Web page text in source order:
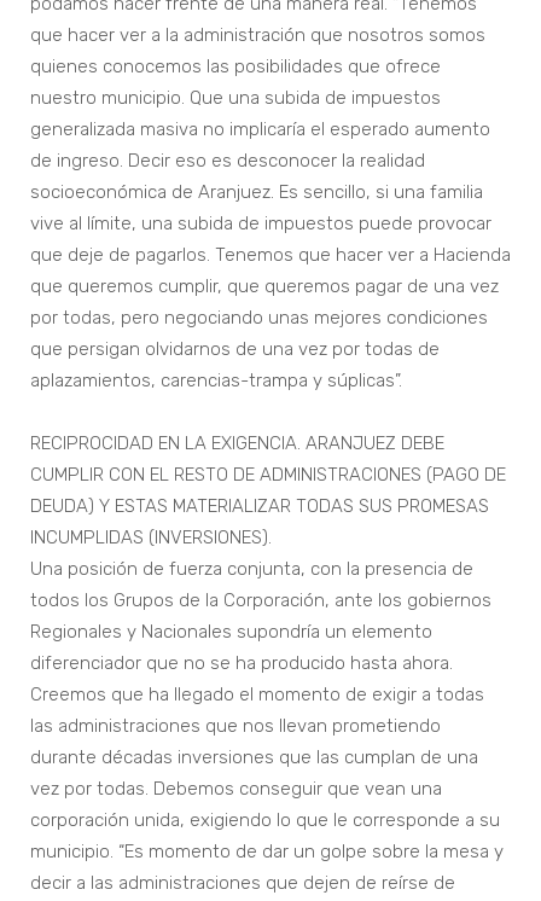
que hacer ver a la administración que nosotros somos
quienes conocemos las posibilidades que ofrece
nuestro municipio. Que una subida de impuestos
generalizada masiva no implicaría el esperado aumento
de ingreso. Decir eso es desconocer la realidad
socioeconómica de Aranjuez. Es sencillo, si una familia
vive al límite, una subida de impuestos puede provocar
que deje de pagarlos. Tenemos que hacer ver a Hacienda
que queremos cumplir, que queremos pagar de una vez
por todas, pero negociando unas mejores condiciones
que persigan olvidarnos de una vez por todas de
aplazamientos, carencias-trampa y súplicas”.
RECIPROCIDAD EN LA EXIGENCIA. ARANJUEZ DEBE
CUMPLIR CON EL RESTO DE ADMINISTRACIONES (PAGO DE
DEUDA) Y ESTAS MATERIALIZAR TODAS SUS PROMESAS
INCUMPLIDAS (INVERSIONES).
Una posición de fuerza conjunta, con la presencia de
todos los Grupos de la Corporación, ante los gobiernos
Regionales y Nacionales supondría un elemento
diferenciador que no se ha producido hasta ahora.
Creemos que ha llegado el momento de exigir a todas
las administraciones que nos llevan prometiendo
durante décadas inversiones que las cumplan de una
vez por todas. Debemos conseguir que vean una
corporación unida, exigiendo lo que le corresponde a su
municipio. “Es momento de dar un golpe sobre la mesa y
decir a las administraciones que dejen de reírse de